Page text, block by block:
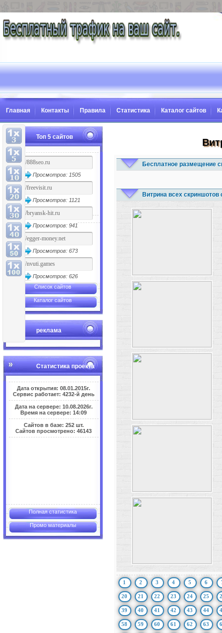
Главная Контакты Правила Статистика Каталог сайтов
Топ 5 сайтов
Просмотров: 1505
Просмотров: 1121
Просмотров: 941
Просмотров: 673
Просмотров: 626
Список сайтов
Каталог сайтов
реклама
Статистика проекта
Дата открытия: 08.01.2015г.
Сервис работает: 4232-й день
Дата на сервере: 10.08.2026г.
Время на сервере: 14:09
Сайтов в базе: 252 шт.
Сайтов просмотрено: 46143
Полная статистика
Промо материалы
Бесплатное размещение
Витрина всех скриншотов
1 2 3 4 5 6
20 21 22 23 24 25
39 40 41 42 43 44
58 59 60 61 62 63